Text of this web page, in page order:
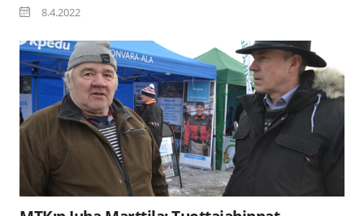
8.4.2022